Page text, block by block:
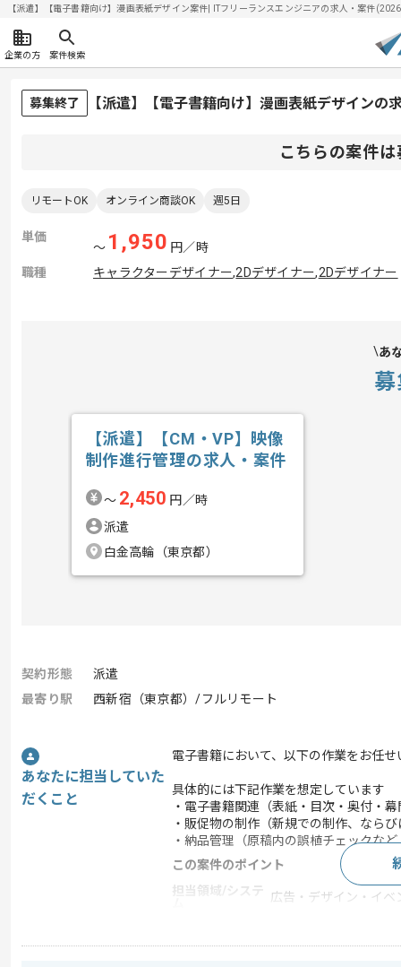
【派遣】【電子書籍向け】漫画表紙デザイン案件| ITフリーランスエンジニアの求人・案件
企業の方 案件検索
募集終了 【派遣】【電子書籍向け】漫画表紙デザインの
こちらの案件
リモートOK オンライン商談OK 週5日
単価
〜 1,950 円／時
職種
キャラクターデザイナー,2Dデザイナー,2Dデザイナー
あ
【派遣】【CM・VP】映像
制作進行管理の求人・案件
〜 2,450 円／時
派遣
白金高輪（東京都）
契約形態
派遣
最寄り駅
西新宿（東京都）/フルリモート
あなたに担当していた
だくこと
電子書籍において、以下の作業をお任せ
具体的には下記作業を想定しています
・電子書籍関連（表紙・目次・奥付・
・販促物の制作（新規での制作、なら
・納品管理（原稿内の誤植チェックな
この案件のポイント
担当領域/システ
広告・デザイン・イベ
服装自由